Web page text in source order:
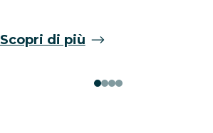
Scopri di più